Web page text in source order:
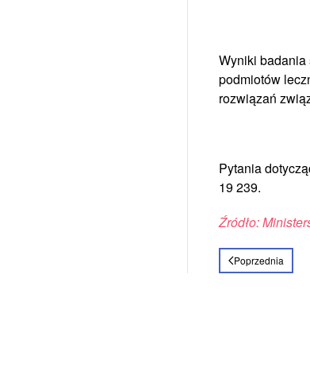
Wyniki badania
podmiotów
rozwiązań
Pytania
19 239.
Źródło:
Poprzednia